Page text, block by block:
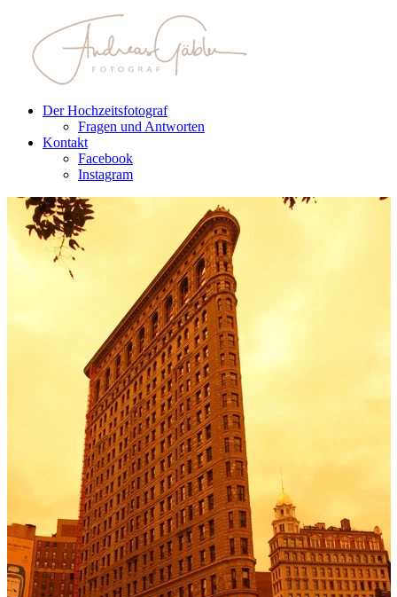
Der Hochzeitsfotograf
Fragen und Antworten
Kontakt
Facebook
Instagram